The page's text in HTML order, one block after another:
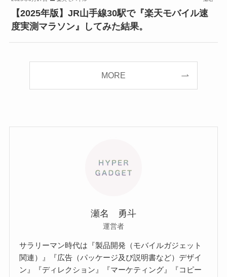
【2025年版】JR山手線30駅で『楽天モバイル速
度実測マラソン』してみた結果。
MORE
瀬名 勇斗
運営者
サラリーマン時代は『製品開発（モバイルガジェット
関連）』『広告（パッケージ及び説明書など）デザイ
ン』『ディレクション』『マーケティング』『コピー